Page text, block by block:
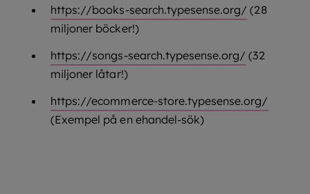
https://books-search.typesense.org/ (28
miljoner böcker!)
https://songs-search.typesense.org/ (32
miljoner låtar!)
https://ecommerce-store.typesense.org/
(Exempel på en ehandel-sök)